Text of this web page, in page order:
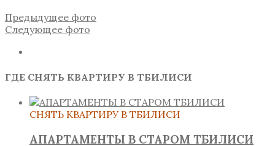
Предыдущее фото
Следующее фото
ГДЕ СНЯТЬ КВАРТИРУ В ТБИЛИСИ
СНЯТЬ КВАРТИРУ В ТБИЛИСИ
АПАРТАМЕНТЫ В СТАРОМ ТБИЛИСИ